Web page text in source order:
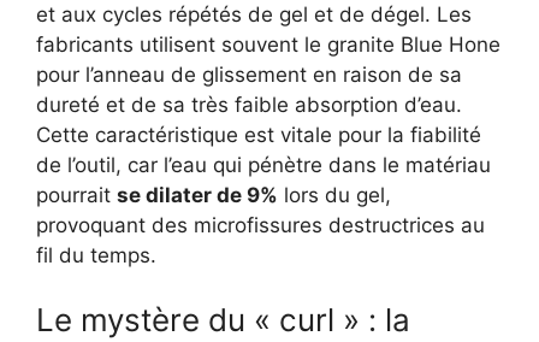
et aux cycles répétés de gel et de dégel. Les
fabricants utilisent souvent le granite Blue Hone
pour l’anneau de glissement en raison de sa
dureté et de sa très faible absorption d’eau.
Cette caractéristique est vitale pour la fiabilité
de l’outil, car l’eau qui pénètre dans le matériau
pourrait se dilater de 9% lors du gel,
provoquant des microfissures destructrices au
fil du temps.
Le mystère du « curl » : la